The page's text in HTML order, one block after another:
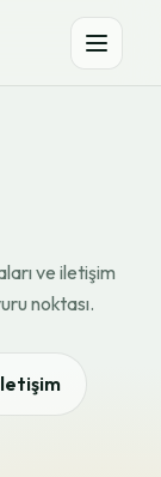
ve iletişim
noktası.